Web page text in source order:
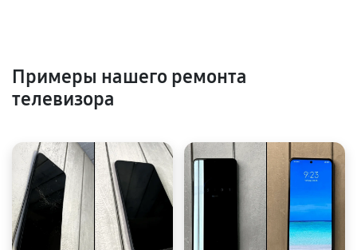
Примеры нашего ремонта
телевизора